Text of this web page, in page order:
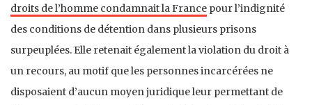
droits de l’homme condamnait la France pour l’indignité
des conditions de détention dans plusieurs prisons
surpeuplées. Elle retenait également la violation du droit à
un recours, au motif que les personnes incarcérées ne
disposaient d’aucun moyen juridique leur permettant de